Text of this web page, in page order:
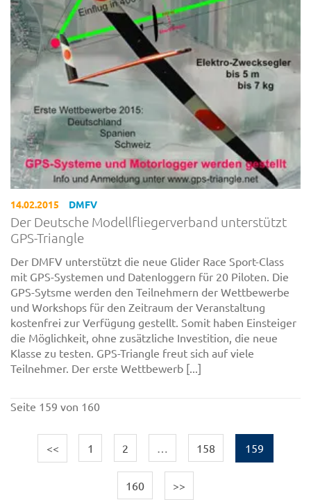
14.02.2015 DMFV
Der Deutsche Modellfliegerverband unterstützt
GPS-Triangle
Der DMFV unterstützt die neue Glider Race Sport-Class
mit GPS-Systemen und Datenloggern für 20 Piloten. Die
GPS-Sytsme werden den Teilnehmern der Wettbewerbe
und Workshops für den Zeitraum der Veranstaltung
kostenfrei zur Verfügung gestellt. Somit haben Einsteiger
die Möglichkeit, ohne zusätzliche Investition, die neue
Klasse zu testen. GPS-Triangle freut sich auf viele
Teilnehmer. Der erste Wettbewerb [...]
Seite 159 von 160
<< 1 2 … 158 159
160 >>